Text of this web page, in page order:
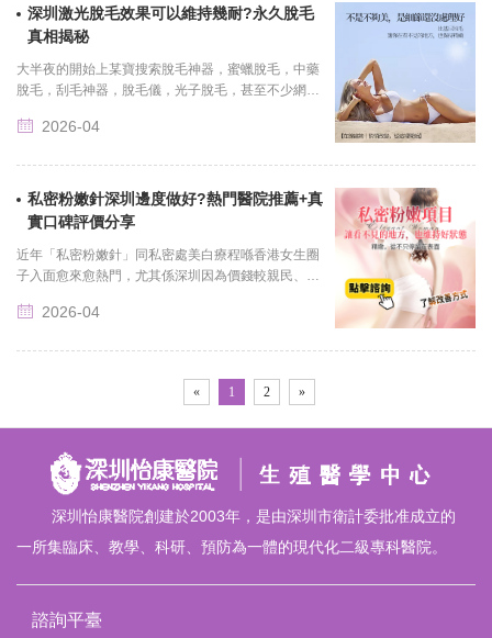
深圳激光脫毛效果可以維持幾耐?永久脫毛
真相揭秘
大半夜的開始上某寶搜索脫毛神器，蜜蠟脫毛，中藥
脫毛，刮毛神器，脫毛儀，光子脫毛，甚至不少網友
2026-04
私密粉嫩針深圳邊度做好?熱門醫院推薦+真
實口碑評價分享
近年「私密粉嫩針」同私密處美白療程喺香港女生圈
子入面愈來愈熱門，尤其係深圳因為價錢較親民、療
來：深圳邊度做先......
2026-04
« 1 2 »
深圳怡康醫院創建於2003年，是由深圳市衛計委批准成立的
一所集臨床、教學、科研、預防為一體的現代化二級專科醫院。
諮詢平臺